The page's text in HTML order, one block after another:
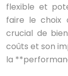
flexible et
faire le choix
crucial de
coûts et son
la